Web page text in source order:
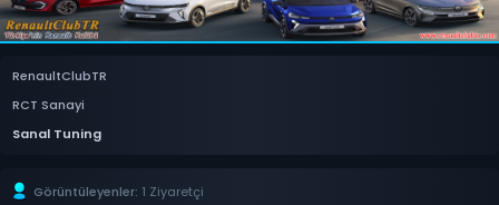
RenaultClubTR
RCT Sanayi
Sanal Tuning
Görüntüleyenler: 1 Ziyaretçi